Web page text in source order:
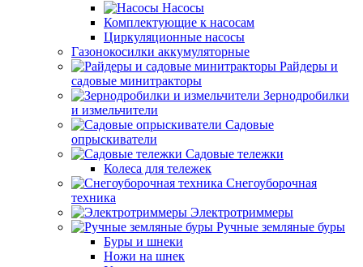
Насосы
Комплектующие к насосам
Циркуляционные насосы
Газонокосилки аккумуляторные
Райдеры и
садовые минитракторы
Зернодробилки
и измельчители
Садовые
опрыскиватели
Садовые тележки
Колеса для тележек
Снегоуборочная
техника
Электротриммеры
Ручные земляные буры
Буры и шнеки
Ножи на шнек